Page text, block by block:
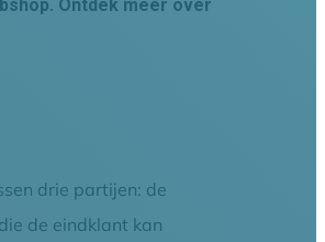
Ontdek meer over
drie partijen: de
de eindklant kan